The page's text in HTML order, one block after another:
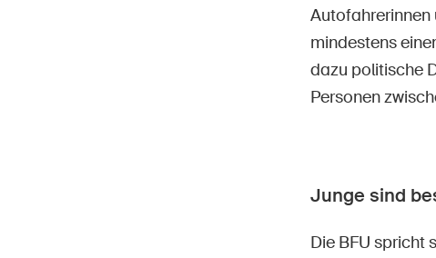
Autofahrerinnen
mindestens
dazu politische
Personen
Junge sind
Die BFU spricht